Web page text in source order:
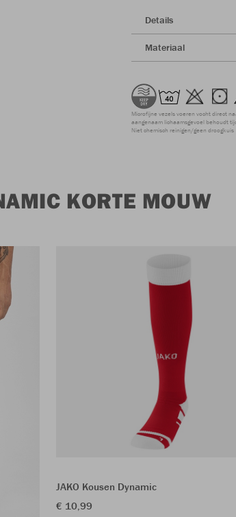
Details
Materiaal
Microfijne vezels voeren vocht direct
aangenaam lichaamsgevoel behoudt
Niet chemisch reinigen/geen droogkuis
KORTE MOUW
JAKO Kousen Dynamic
€ 10,99